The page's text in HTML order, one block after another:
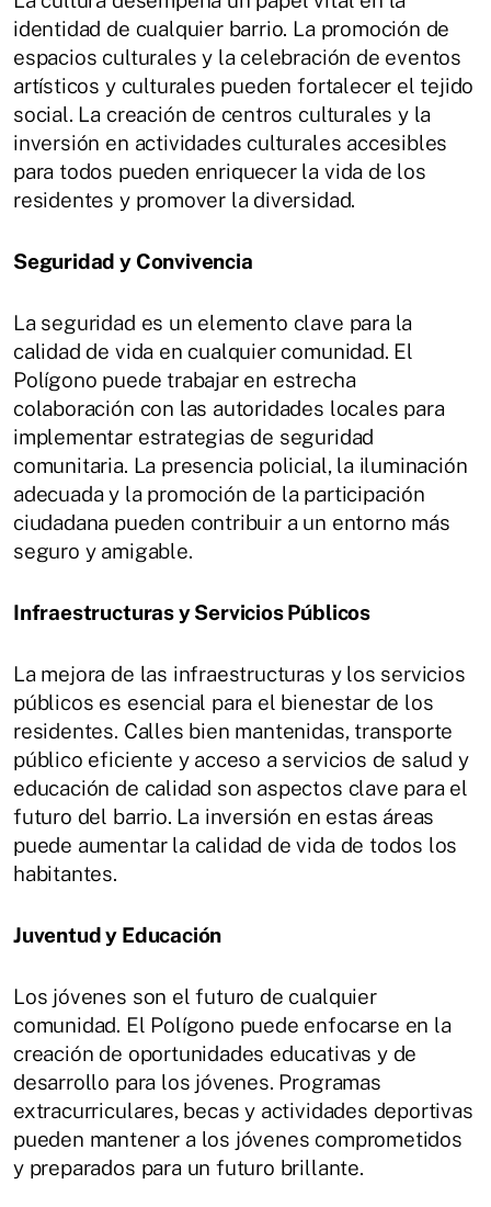
identidad de cualquier barrio. La promoción de
espacios culturales y la celebración de eventos
artísticos y culturales pueden fortalecer el tejido
social. La creación de centros culturales y la
inversión en actividades culturales accesibles
para todos pueden enriquecer la vida de los
residentes y promover la diversidad.
Seguridad y Convivencia
La seguridad es un elemento clave para la
calidad de vida en cualquier comunidad. El
Polígono puede trabajar en estrecha
colaboración con las autoridades locales para
implementar estrategias de seguridad
comunitaria. La presencia policial, la iluminación
adecuada y la promoción de la participación
ciudadana pueden contribuir a un entorno más
seguro y amigable.
Infraestructuras y Servicios Públicos
La mejora de las infraestructuras y los servicios
públicos es esencial para el bienestar de los
residentes. Calles bien mantenidas, transporte
público eficiente y acceso a servicios de salud y
educación de calidad son aspectos clave para el
futuro del barrio. La inversión en estas áreas
puede aumentar la calidad de vida de todos los
habitantes.
Juventud y Educación
Los jóvenes son el futuro de cualquier
comunidad. El Polígono puede enfocarse en la
creación de oportunidades educativas y de
desarrollo para los jóvenes. Programas
extracurriculares, becas y actividades deportivas
pueden mantener a los jóvenes comprometidos
y preparados para un futuro brillante.